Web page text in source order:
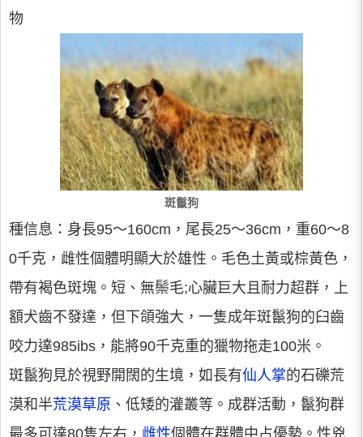
物
斑鬣狗
種信息：身長95～160cm，尾長25～36cm，重60～8
0千克，雌性個體明顯大於雄性。毛色土黃或棕黃色，
帶有褐色斑塊。短、無鬃毛;心臟巨大且耐力超群，上
額犬齒不發達，但下頜強大，一隻成年斑鬣狗的臼齒
咬力達985ibs，能將90千克重的獵物拖走100米。
斑鬣狗見於視野開闊的生境，如長有仙人掌的石礫荒
漠和半荒漠草原 、低矮的灌叢等。成群活動，鬣狗群
最多可達80隻左右， 雌性個體在群體中占優勢。性兇